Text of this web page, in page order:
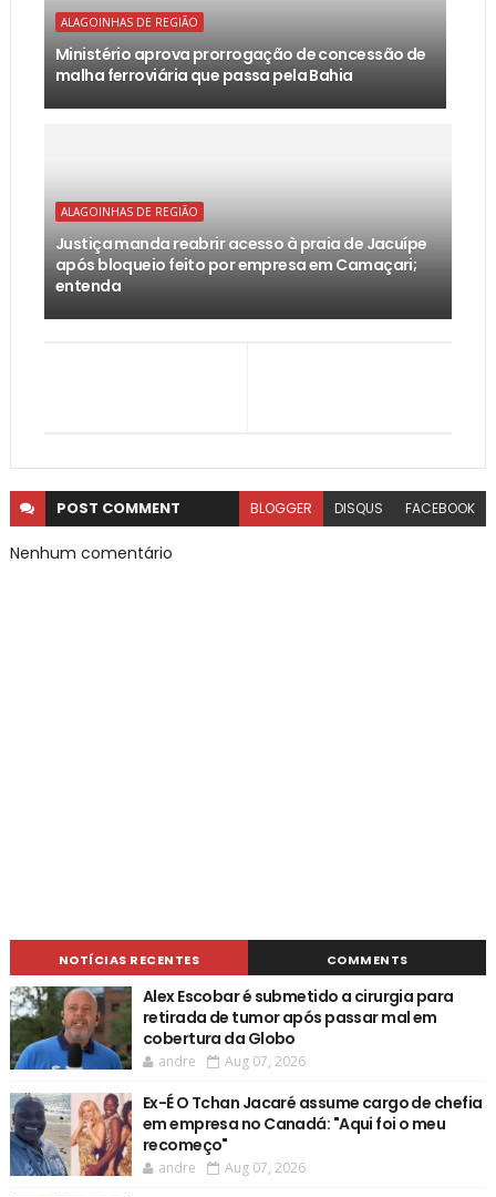
ALAGOINHAS DE REGIÃO
Ministério aprova prorrogação de concessão de
malha ferroviária que passa pela Bahia
ALAGOINHAS DE REGIÃO
Justiça manda reabrir acesso à praia de Jacuípe
após bloqueio feito por empresa em Camaçari;
entenda
POST COMMENT BLOGGER DISQUS FACEBOOK
Nenhum comentário
NOTÍCIAS RECENTES COMMENTS
Alex Escobar é submetido a cirurgia para
retirada de tumor após passar mal em
cobertura da Globo
andre Aug 07, 2026
Ex-É O Tchan Jacaré assume cargo de chefia
em empresa no Canadá: "Aqui foi o meu
recomeço"
andre Aug 07, 2026